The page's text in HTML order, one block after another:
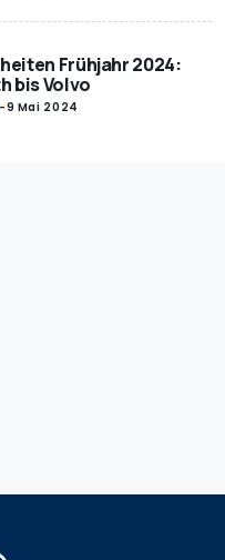
Frühjahr 2024:
bis Volvo
-9 Mai 2024